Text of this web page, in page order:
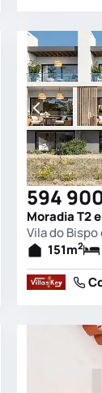
as fotografias
594
Vila do
151m2